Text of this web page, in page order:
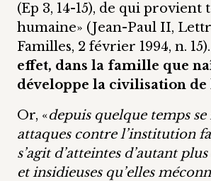
(Ep 3, 14-15), de qui provient
humaine» (Jean-Paul II,
Familles, 2 février 1994, n. 15).
effet, dans la famille que
développe la civilisation de
Or, «depuis quelque temps se
attaques contre l’institution
s’agit d’atteintes d’autant
et insidieuses qu’elles